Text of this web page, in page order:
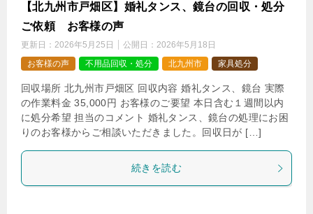
【北九州市戸畑区】婚礼タンス、鏡台の回収・処分
ご依頼 お客様の声
更新日： 2026年5月25日 公開日： 2026年5月18日
お客様の声
不用品回収・処分 北九州市 家具処分
回収場所 北九州市戸畑区 回収内容 婚礼タンス、鏡台 実際
の作業料金 35,000円 お客様のご要望 本日含む１週間以内
に処分希望 担当のコメント 婚礼タンス、鏡台の処理にお困
りのお客様からご相談いただきました。回収日が […]
続きを読む